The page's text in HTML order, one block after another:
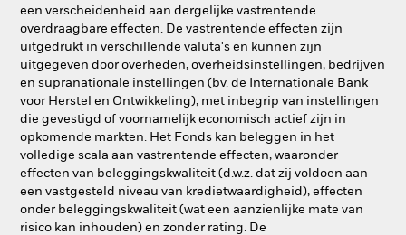
een verscheidenheid aan dergelijke vastrentende
overdraagbare effecten. De vastrentende effecten zijn
uitgedrukt in verschillende valuta's en kunnen zijn
uitgegeven door overheden, overheidsinstellingen, bedrijven
en supranationale instellingen (bv. de Internationale Bank
voor Herstel en Ontwikkeling), met inbegrip van instellingen
die gevestigd of voornamelijk economisch actief zijn in
opkomende markten. Het Fonds kan beleggen in het
volledige scala aan vastrentende effecten, waaronder
effecten van beleggingskwaliteit (d.w.z. dat zij voldoen aan
een vastgesteld niveau van kredietwaardigheid), effecten
onder beleggingskwaliteit (wat een aanzienlijke mate van
risico kan inhouden) en zonder rating. De